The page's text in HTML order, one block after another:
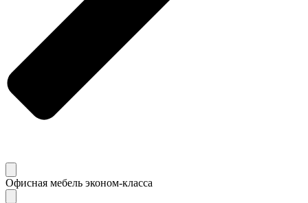
Офисная мебель эконом-класса